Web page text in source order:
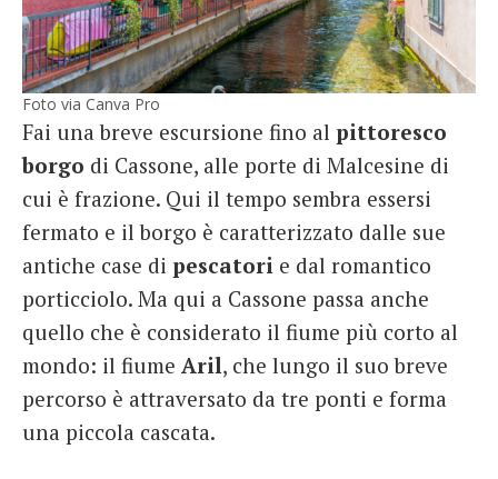
Foto via Canva Pro
Fai una breve escursione fino al pittoresco
borgo di Cassone, alle porte di Malcesine di
cui è frazione. Qui il tempo sembra essersi
fermato e il borgo è caratterizzato dalle sue
antiche case di pescatori e dal romantico
porticciolo. Ma qui a Cassone passa anche
quello che è considerato il fiume più corto al
mondo: il fiume Aril, che lungo il suo breve
percorso è attraversato da tre ponti e forma
una piccola cascata.